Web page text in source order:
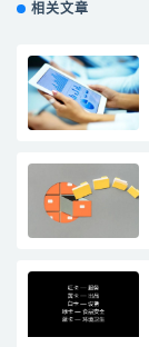
相关文章